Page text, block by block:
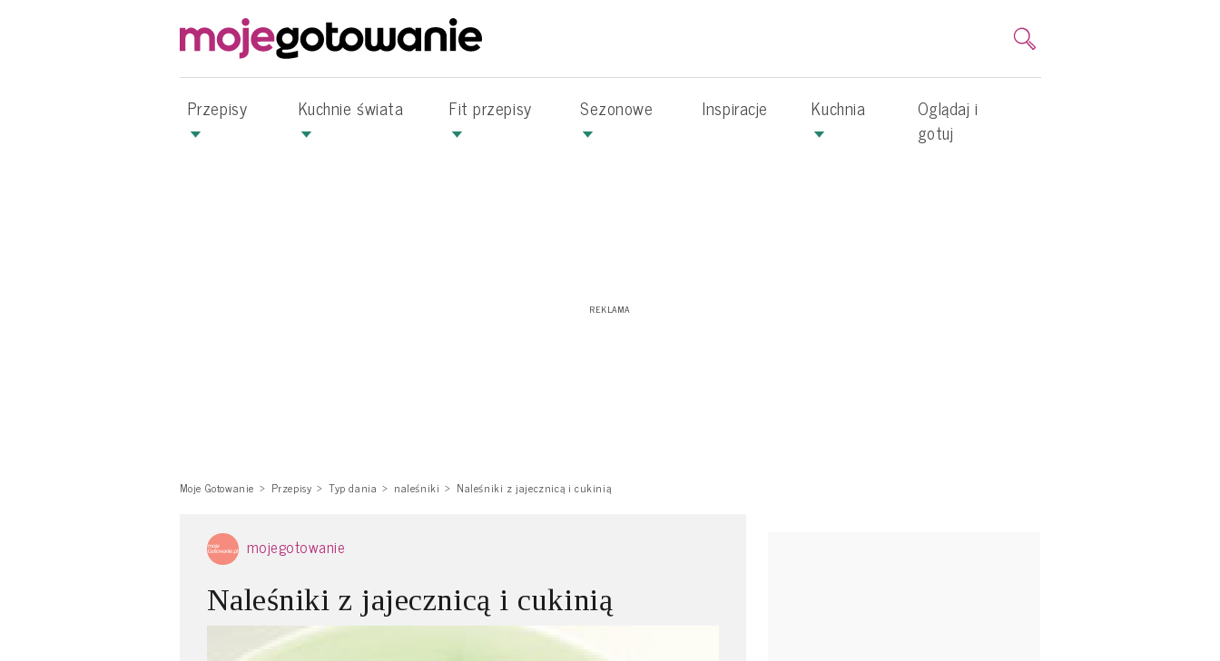
Przepisy Kuchnie świata Fit przepisy Sezonowe Inspiracje Kuchnia
Oglądaj i
gotuj
Moje Gotowanie Przepisy Typ dania naleśniki Naleśniki z jajecznicą i cukinią
mojegotowanie
Naleśniki z jajecznicą i cukinią